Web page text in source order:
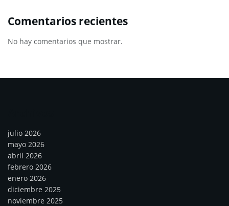
Comentarios recientes
No hay comentarios que mostrar.
julio 2026
mayo 2026
abril 2026
febrero 2026
enero 2026
diciembre 2025
noviembre 2025